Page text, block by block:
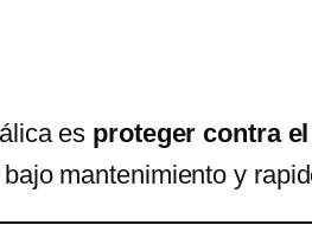
es proteger contra
mantenimiento y